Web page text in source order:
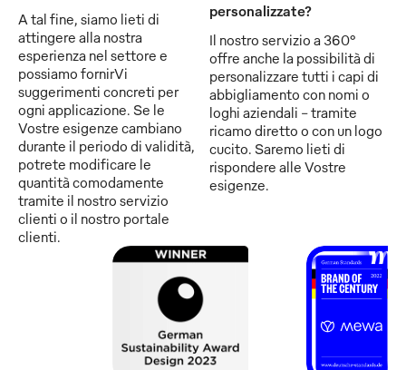
A tal fine, siamo lieti di
attingere alla nostra
esperienza nel settore e
possiamo fornirVi
suggerimenti concreti per
ogni applicazione. Se le
Vostre esigenze cambiano
durante il periodo di validità,
potrete modificare le
quantità comodamente
tramite il nostro servizio
clienti o il nostro portale
clienti.
personalizzate?
Il nostro servizio a 360°
offre anche la possibilità di
personalizzare tutti i capi di
abbigliamento con nomi o
loghi aziendali - tramite
ricamo diretto o con un logo
cucito. Saremo lieti di
rispondere alle Vostre
esigenze.